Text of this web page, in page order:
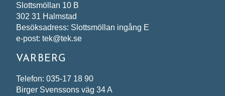
Slottsmöllan 10 B
302 31 Halmstad
Besöksadress: Slottsmöllan ingång E
e-post: tek@tek.se
VARBERG
Telefon: 035-17 18 90
Birger Svenssons väg 34 A